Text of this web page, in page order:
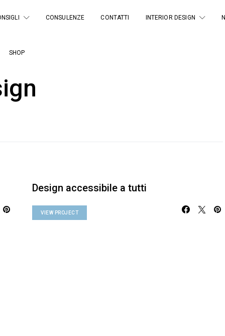
CONSULENZE CONTATTI INTERIOR DESIGN
SHOP
Design accessibile a tutti
VIEW PROJECT